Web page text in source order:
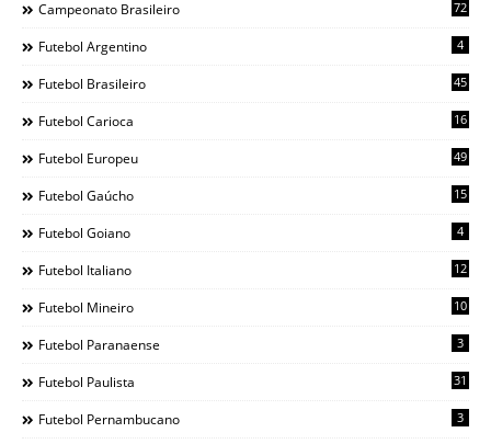
Campeonato Brasileiro 72
Futebol Argentino 4
Futebol Brasileiro 45
Futebol Carioca 16
Futebol Europeu 49
Futebol Gaúcho 15
Futebol Goiano 4
Futebol Italiano 12
Futebol Mineiro 10
Futebol Paranaense 3
Futebol Paulista 31
Futebol Pernambucano 3